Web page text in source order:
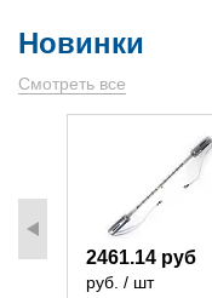
Новинки
Смотреть все
2461.14 руб
руб. / шт